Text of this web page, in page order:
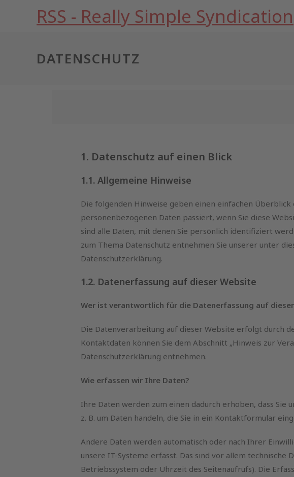
RSS - Really Simple Syndication
DATENSCHUTZ
1. Datenschutz auf einen Blick
1.1. Allgemeine Hinweise
Die folgenden Hinweise geben einen einfachen
personenbezogenen Daten passiert, wenn Sie diese
sind alle Daten, mit denen Sie persönlich identifiziert
zum Thema Datenschutz entnehmen Sie unserer unter
Datenschutzerklärung.
1.2. Datenerfassung auf dieser Website
Wer ist verantwortlich für die Datenerfassung auf
Die Datenverarbeitung auf dieser Website erfolgt durch
Kontaktdaten können Sie dem Abschnitt „Hinweis zur
Datenschutzerklärung entnehmen.
Wie erfassen wir Ihre Daten?
Ihre Daten werden zum einen dadurch erhoben, dass Sie
z. B. um Daten handeln, die Sie in ein Kontaktformular
Andere Daten werden automatisch oder nach Ihrer
unsere IT-Systeme erfasst. Das sind vor allem technische
Betriebssystem oder Uhrzeit des Seitenaufrufs). Die